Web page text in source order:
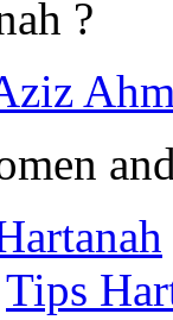
?
Tips